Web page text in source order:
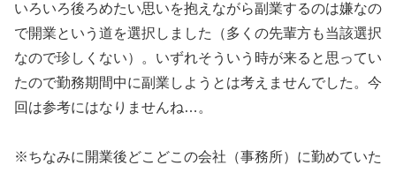
いろいろ後ろめたい思いを抱えながら副業するのは嫌なの
で開業という道を選択しました（多くの先輩方も当該選択
なので珍しくない）。いずれそういう時が来ると思ってい
たので勤務期間中に副業しようとは考えませんでした。今
回は参考にはなりませんね…。
※ちなみに開業後どこどこの会社（事務所）に勤めていた